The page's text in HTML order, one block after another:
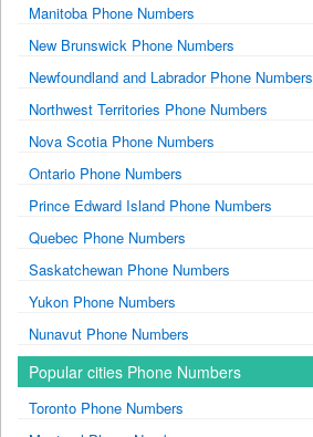
Manitoba Phone Numbers
New Brunswick Phone Numbers
Newfoundland and Labrador Phone Numbers
Northwest Territories Phone Numbers
Nova Scotia Phone Numbers
Ontario Phone Numbers
Prince Edward Island Phone Numbers
Quebec Phone Numbers
Saskatchewan Phone Numbers
Yukon Phone Numbers
Nunavut Phone Numbers
Popular cities Phone Numbers
Toronto Phone Numbers